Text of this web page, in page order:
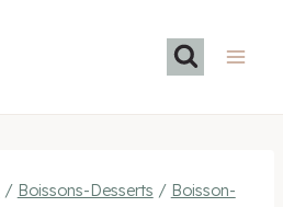
/ Boissons-Desserts / Boisson-